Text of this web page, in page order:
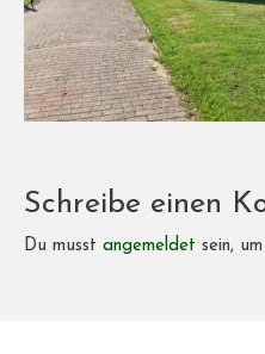
Schreibe einen
Du musst angemeldet sein,